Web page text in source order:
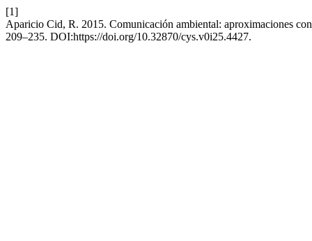
[1]
Aparicio Cid, R. 2015. Comunicación ambiental: aproximaciones
209–235. DOI:https://doi.org/10.32870/cys.v0i25.4427.